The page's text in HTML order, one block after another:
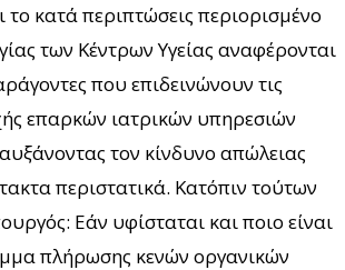
το κατά περιπτώσεις περιορισμένο
των Κέντρων Υγείας αναφέρονται
που επιδεινώνουν τις
επαρκών ιατρικών υπηρεσιών
τον κίνδυνο απώλειας
περιστατικά. Κατόπιν τούτων
Εάν υφίσταται και ποιο είναι
πλήρωσης κενών οργανικών